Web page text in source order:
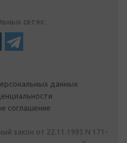
сетях:
данных
соглашение
закон от 22.11.1995 N 171-